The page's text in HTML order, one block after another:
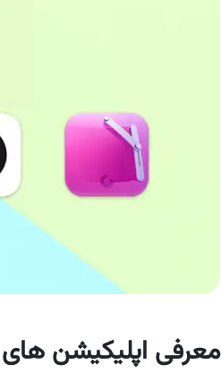
معرفی اپلیکیشن های